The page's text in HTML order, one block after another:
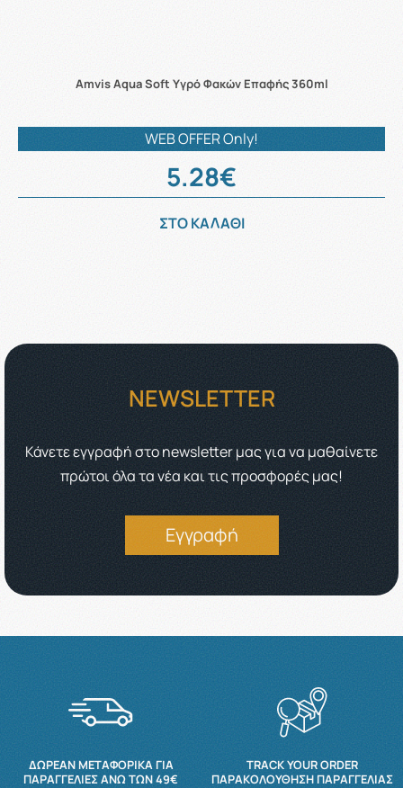
Amvis Aqua Soft Υγρό Φακών Επαφής 360ml
WEB OFFER Only!
5.28€
ΣΤΟ ΚΑΛΑΘΙ
NEWSLETTER
Κάνετε εγγραφή στο newsletter μας για να μαθαίνετε
πρώτοι όλα τα νέα και τις προσφορές μας!
Εγγραφή
ΔΩΡΕΆΝ ΜΕΤΑΦΟΡΙΚΆ ΓΙΑ
ΠΑΡΑΓΓΕΛΊΕΣ ΆΝΩ ΤΩΝ 49€
TRACK YOUR ORDER
ΠΑΡΑΚΟΛΟΎΘΗΣΗ ΠΑΡΑΓΓΕΛΊΑΣ